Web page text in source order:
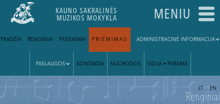
KAUNO SAKRALINĖS
MUZIKOS MOKYKLA
MENIU
PRADŽIA RENGINIAI PASIEKIMAI PRIĖMIMAS ADMINISTRACINĖ INFORMACIJA
PASLAUGOS KONTAKTAI NUORODOS VIZIJA • PARAMA
| LT EN
Renginiai